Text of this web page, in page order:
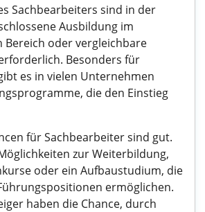
Sachbearbeiters sind in der
Ausbildung im
Bereich oder vergleichbare
Besonders für
es in vielen Unternehmen
die den Einstieg
für Sachbearbeiter sind gut.
zur Weiterbildung,
oder ein Aufbaustudium, die
ermöglichen.
haben die Chance, durch